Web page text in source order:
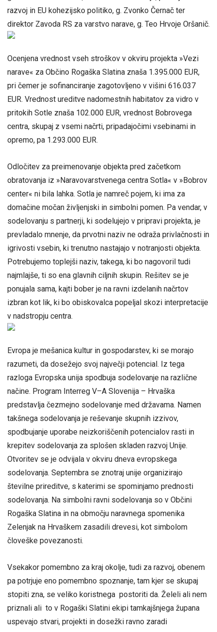
razvoj in EU kohezijsko politiko, g. Zvonko Černač ter
direktor Zavoda RS za varstvo narave, g. Teo Hrvoje Oršanič.
Ocenjena vrednost vseh stroškov v okviru projekta »Vezi
narave« za Občino Rogaška Slatina znaša 1.395.000 EUR,
pri čemer je sofinanciranje zagotovljeno v višini 616.037
EUR. Vrednost ureditve nadomestnih habitatov za vidro v
pritokih Sotle znaša 102.000 EUR, vrednost Bobrovega
centra, skupaj z vsemi načrti, pripadajočimi vsebinami in
opremo, pa 1.293.000 EUR.
Odločitev za preimenovanje objekta pred začetkom
obratovanja iz »Naravovarstvenega centra Sotla« v »Bobrov
center« ni bila lahka. Sotla je namreč pojem, ki ima za
domačine močan življenjski in simbolni pomen. Pa vendar, v
sodelovanju s partnerji, ki sodelujejo v pripravi projekta, je
prevladalo mnenje, da prvotni naziv ne odraža privlačnosti in
igrivosti vsebin, ki trenutno nastajajo v notranjosti objekta.
Potrebujemo toplejši naziv, takega, ki bo nagovoril tudi
najmlajše, ti so ena glavnih ciljnih skupin. Rešitev se je
ponujala sama, kajti bober je na ravni izdelanih načrtov
izbran kot lik, ki bo obiskovalca popeljal skozi interpretacije
v nadstropju centra.
Evropa je mešanica kultur in gospodarstev, ki se morajo
razumeti, da dosežejo svoj največji potencial. Iz tega
razloga Evropska unija spodbuja sodelovanje na različne
načine. Program Interreg V–A Slovenija – Hrvaška
predstavlja čezmejno sodelovanje med državama. Namen
takšnega sodelovanja je reševanje skupnih izzivov,
spodbujanje uporabe neizkoriščenih potencialov rasti in
krepitev sodelovanja za splošen skladen razvoj Unije.
Otvoritev se je odvijala v okviru dneva evropskega
sodelovanja. Septembra se znotraj unije organizirajo
številne prireditve, s katerimi se spominjamo prednosti
sodelovanja. Na simbolni ravni sodelovanja so v Občini
Rogaška Slatina in na območju naravnega spomenika
Zelenjak na Hrvaškem zasadili drevesi, kot simbolom
človeške povezanosti.
Vsekakor pomembno za kraj okolje, tudi za razvoj, obenem
pa potrjuje eno pomembno spoznanje, tam kjer se skupaj
stopiti zna, se veliko koristnega postoriti da. Želeli ali nem
priznali ali to v Rogaški Slatini ekipi tamkajšnjega župana
uspevajo stvari, projekti in dosežki ravno zaradi